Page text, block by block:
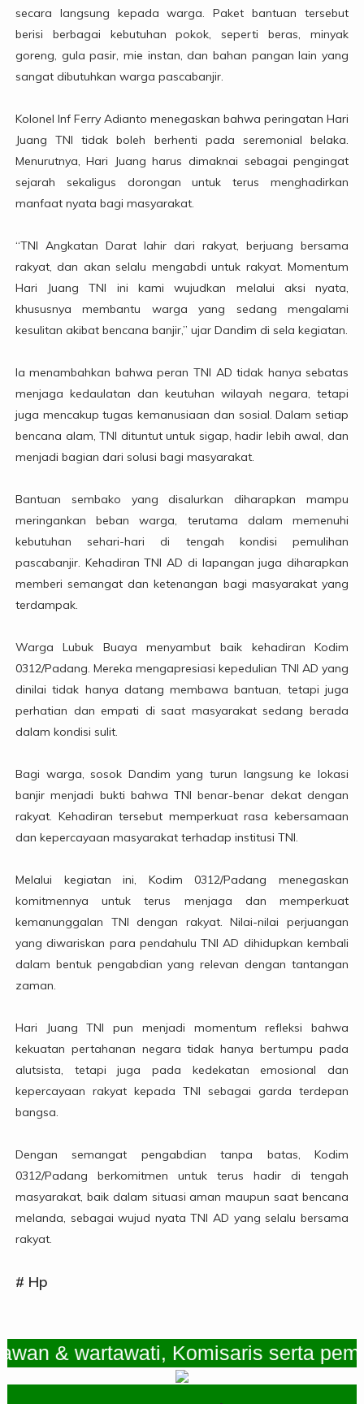
secara langsung kepada warga. Paket bantuan tersebut
berisi berbagai kebutuhan pokok, seperti beras, minyak
goreng, gula pasir, mie instan, dan bahan pangan lain yang
sangat dibutuhkan warga pascabanjir.
Kolonel Inf Ferry Adianto menegaskan bahwa peringatan Hari
Juang TNI tidak boleh berhenti pada seremonial belaka.
Menurutnya, Hari Juang harus dimaknai sebagai pengingat
sejarah sekaligus dorongan untuk terus menghadirkan
manfaat nyata bagi masyarakat.
“TNI Angkatan Darat lahir dari rakyat, berjuang bersama
rakyat, dan akan selalu mengabdi untuk rakyat. Momentum
Hari Juang TNI ini kami wujudkan melalui aksi nyata,
khususnya membantu warga yang sedang mengalami
kesulitan akibat bencana banjir,” ujar Dandim di sela kegiatan.
Ia menambahkan bahwa peran TNI AD tidak hanya sebatas
menjaga kedaulatan dan keutuhan wilayah negara, tetapi
juga mencakup tugas kemanusiaan dan sosial. Dalam setiap
bencana alam, TNI dituntut untuk sigap, hadir lebih awal, dan
menjadi bagian dari solusi bagi masyarakat.
Bantuan sembako yang disalurkan diharapkan mampu
meringankan beban warga, terutama dalam memenuhi
kebutuhan sehari-hari di tengah kondisi pemulihan
pascabanjir. Kehadiran TNI AD di lapangan juga diharapkan
memberi semangat dan ketenangan bagi masyarakat yang
terdampak.
Warga Lubuk Buaya menyambut baik kehadiran Kodim
0312/Padang. Mereka mengapresiasi kepedulian TNI AD yang
dinilai tidak hanya datang membawa bantuan, tetapi juga
perhatian dan empati di saat masyarakat sedang berada
dalam kondisi sulit.
Bagi warga, sosok Dandim yang turun langsung ke lokasi
banjir menjadi bukti bahwa TNI benar-benar dekat dengan
rakyat. Kehadiran tersebut memperkuat rasa kebersamaan
dan kepercayaan masyarakat terhadap institusi TNI.
Melalui kegiatan ini, Kodim 0312/Padang menegaskan
komitmennya untuk terus menjaga dan memperkuat
kemanunggalan TNI dengan rakyat. Nilai-nilai perjuangan
yang diwariskan para pendahulu TNI AD dihidupkan kembali
dalam bentuk pengabdian yang relevan dengan tantangan
zaman.
Hari Juang TNI pun menjadi momentum refleksi bahwa
kekuatan pertahanan negara tidak hanya bertumpu pada
alutsista, tetapi juga pada kedekatan emosional dan
kepercayaan rakyat kepada TNI sebagai garda terdepan
bangsa.
Dengan semangat pengabdian tanpa batas, Kodim
0312/Padang berkomitmen untuk terus hadir di tengah
masyarakat, baik dalam situasi aman maupun saat bencana
melanda, sebagai wujud nyata TNI AD yang selalu bersama
rakyat.
# Hp
wartawati, Komisaris serta